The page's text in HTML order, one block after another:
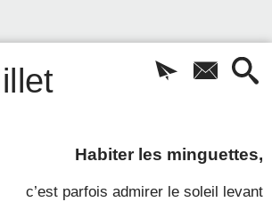
Habiter les minguettes,
c’est parfois admirer le soleil levant